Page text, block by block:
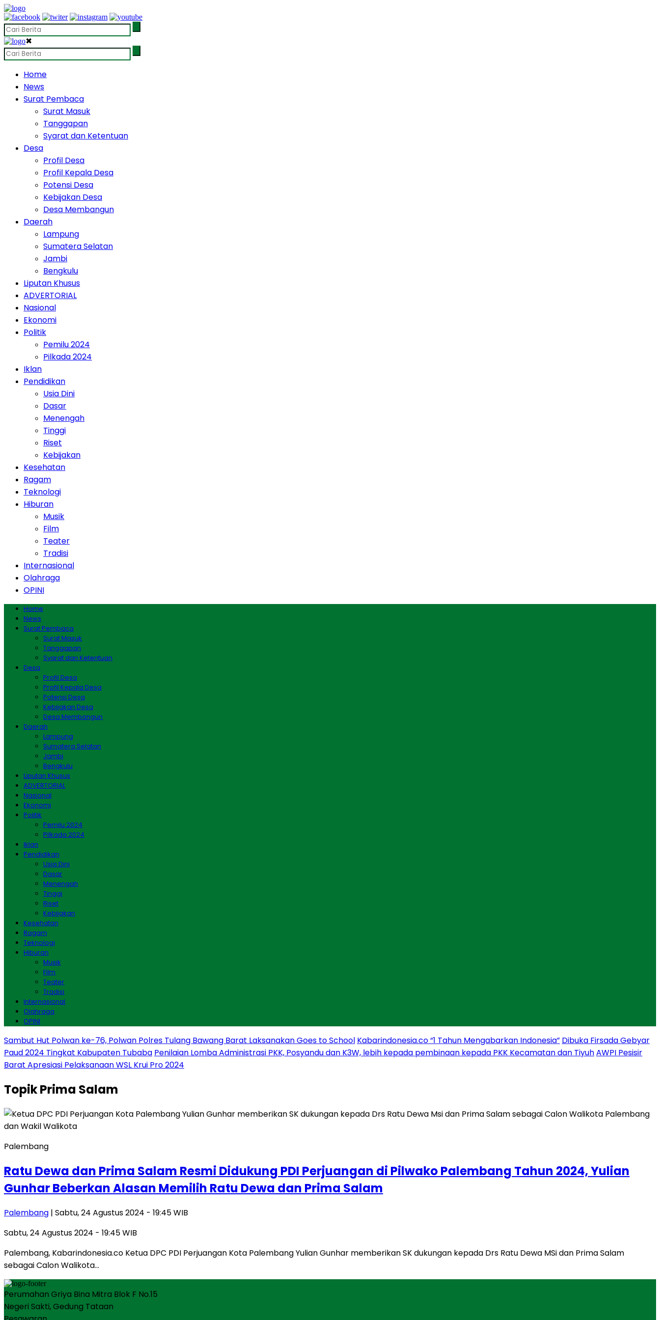
✖
Home
News
Surat Pembaca
Surat Masuk
Tanggapan
Syarat dan Ketentuan
Desa
Profil Desa
Profil Kepala Desa
Potensi Desa
Kebijakan Desa
Desa Membangun
Daerah
Lampung
Sumatera Selatan
Jambi
Bengkulu
Liputan Khusus
ADVERTORIAL
Nasional
Ekonomi
Politik
Pemilu 2024
Pilkada 2024
Iklan
Pendidikan
Usia Dini
Dasar
Menengah
Tinggi
Riset
Kebijakan
Kesehatan
Ragam
Teknologi
Hiburan
Musik
Film
Teater
Tradisi
Internasional
Olahraga
OPINI
Home
News
Surat Pembaca
Surat Masuk
Tanggapan
Syarat dan Ketentuan
Desa
Profil Desa
Profil Kepala Desa
Potensi Desa
Kebijakan Desa
Desa Membangun
Daerah
Lampung
Sumatera Selatan
Jambi
Bengkulu
Liputan Khusus
ADVERTORIAL
Nasional
Ekonomi
Politik
Pemilu 2024
Pilkada 2024
Iklan
Pendidikan
Usia Dini
Dasar
Menengah
Tinggi
Riset
Kebijakan
Kesehatan
Ragam
Teknologi
Hiburan
Musik
Film
Teater
Tradisi
Internasional
Olahraga
OPINI
Sambut Hut Polwan ke-76, Polwan Polres Tulang Bawang Barat Laksanakan Goes to School Kabarindonesia.co “1 Tahun Mengabarkan Indonesia” Dibuka Firsada Gebyar
Paud 2024 Tingkat Kabupaten Tubaba Penilaian Lomba Administrasi PKK, Posyandu dan K3W, lebih kepada pembinaan kepada PKK Kecamatan dan TiyuhAWPI Pesisir
Barat Apresiasi Pelaksanaan WSL Krui Pro 2024
TopikPrima Salam
Palembang
Ratu Dewa dan Prima Salam Resmi Didukung PDI Perjuangan di Pilwako Palembang Tahun 2024, Yulian
Gunhar Beberkan Alasan Memilih Ratu Dewa dan Prima Salam
Palembang | Sabtu, 24 Agustus 2024 - 19:45 WIB
Sabtu, 24 Agustus 2024 - 19:45 WIB
Palembang, Kabarindonesia.co Ketua DPC PDI Perjuangan Kota Palembang Yulian Gunhar memberikan SK dukungan kepada Drs Ratu Dewa MSi dan Prima Salam
sebagai Calon Walikota…
Perumahan Griya Bina Mitra Blok F No.15
Negeri Sakti, Gedung Tataan